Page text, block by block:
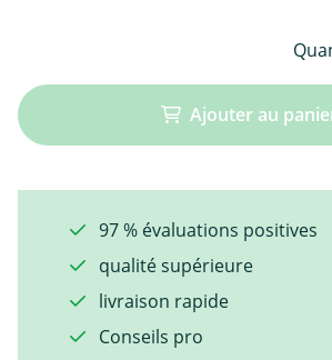
Ajouter au
97 % évaluations positives
qualité supérieure
livraison rapide
Conseils pro